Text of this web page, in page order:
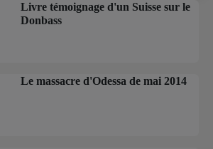
Livre témoignage d'un Suisse sur le
Donbass
Le massacre d'Odessa de mai 2014